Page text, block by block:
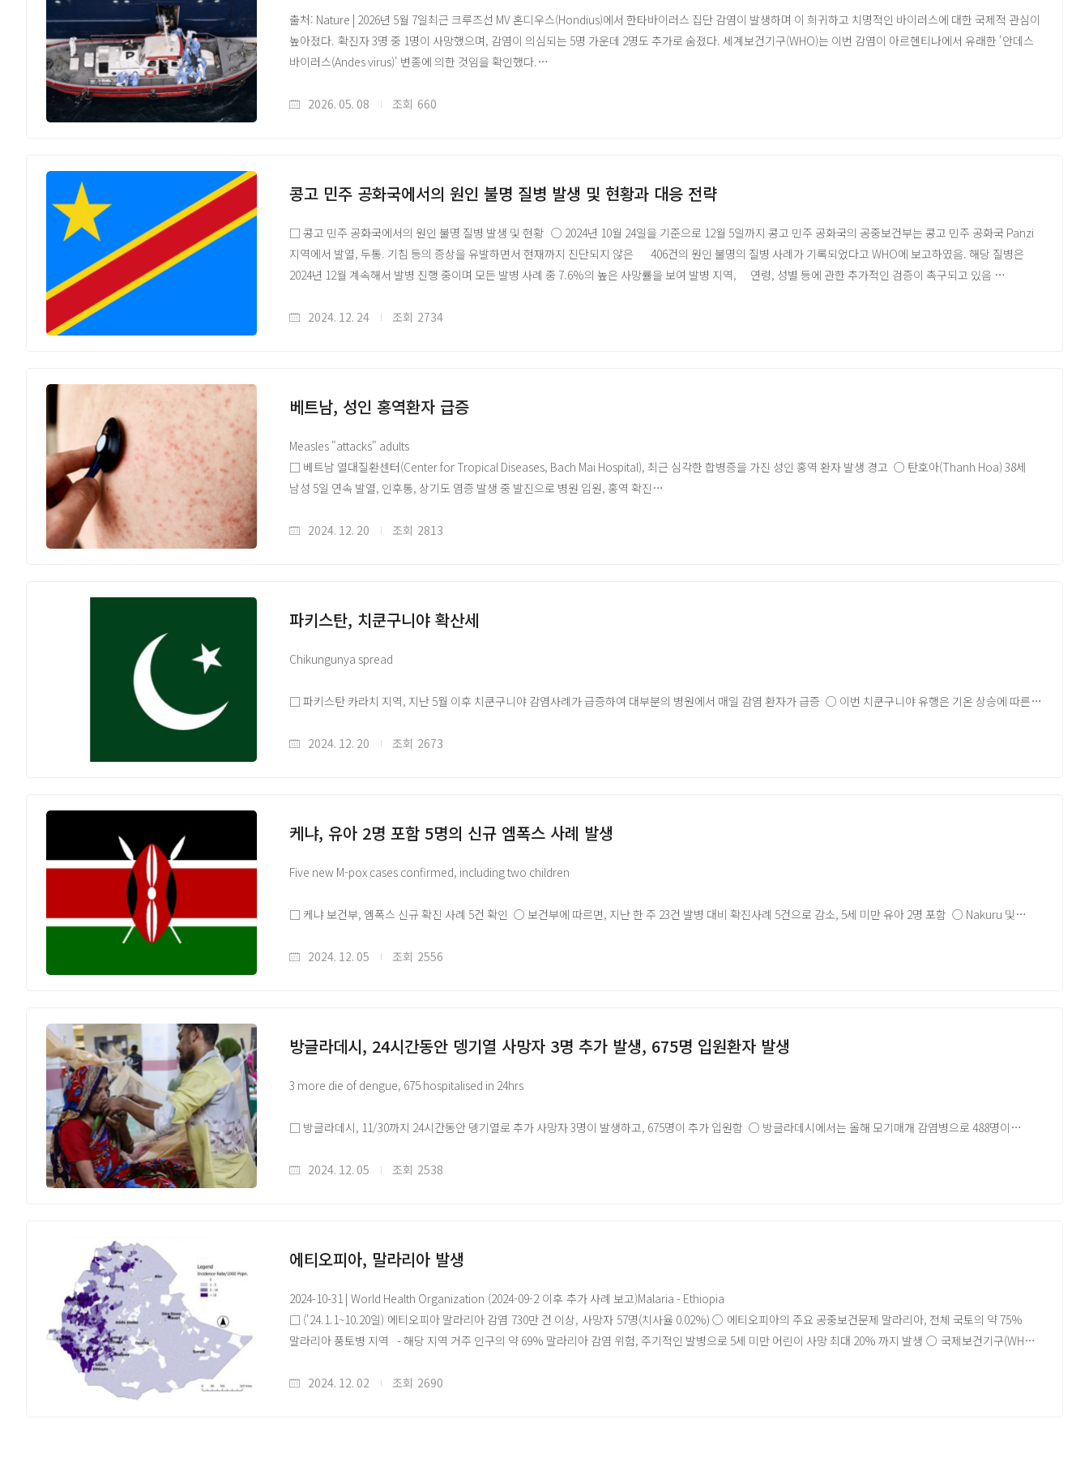
출처:WHO DON606 — Bundibugyo Virus Disease, Democratic Republic of the Congo and Uganda (게시 2026.06.08)
WHO DON605 — Bundibugyo virus, DRC & Uganda (게시 2026.05.29, 확진 134명·사망 18명 시점)
WHO Ebola (virus) disease fact sheet — DON에서 인용하는 공식 팩트시트
https://www.who.int/news-room/fact-sheets/detail/ebola-virus-disease WHO
WHO Ervebo 사용 긴급지침 (2026.05.28) — BVD 발병 시 허가 백신 Ervebo® 사용에 관한 WHO 입장
https://www.who.int/publications/i/item/B09772 (IRIS 원문: https://iris.who.int/items/b0d99425-40f1-4635-80ba-fa7bdc849a5d)
FDA ERVEBO — Ebola Zaire Vaccine, Live. 적응증은 자이르형 한정, 패키지 인서트·승인서한 게시
WHO 후보 치료제·백신 전문가 자문 (2026.05.28) — ChAdOx1 Bundibugyo는 2–3개월 내 임상시험 가능 평가, Ervebo는 BVD 예방용 미허가
https://www.who.int/publications/i/item/B09771
WHO IHR 긴급위원회 임시권고 (2026.05.22) — 제1차 IHR 긴급위원회 임시권고, PHEIC이나 팬데믹 비상기준 미해당
https://www.who.int/news/item/22-05-2026-first-meeting-of-the-ihr-emergency-committee-regarding-the-epidemic-of-ebola-bundibugyo-virus-
disease-in-the-democratic-republic-of-the-congo-and-uganda-2026-temporary-recommendations
WHO·Africa CDC 공동 대륙 대응계획 (2026.06.05) — 5억 1,800만 달러 규모, 2026년 6~11월 6개월 계획
https://africacdc.org/news-item/africa-cdc-and-who-launch-joint-continental-ebola-response-plan/)
출처: Nature | 2026년 5월 7일최근 크루즈선 MV 혼디우스(Hondius)에서 한타바이러스 집단 감염이 발생하며 이 희귀하고 치명적인 바이러스에 대한 국제적 관심이
높아졌다. 확진자 3명 중 1명이 사망했으며, 감염이 의심되는 5명 가운데 2명도 추가로 숨졌다. 세계보건기구(WHO)는 이번 감염이 아르헨티나에서 유래한 '안데스
바이러스(Andes virus)' 변종에 의한 것임을 확인했다.
전파도 가능하며, 특정 변종의 치명률은 최대 50%에 달한다. 현재 이에 대한 특이적 치료제나 백신은 존재하지 않는다.
연구팀은 항체 기반 치료제 개발도 병행 중이다. 유전자 변형 소를 이용해 만든 항체 제품 'SAB-1634'가 동물 모델에서 안데스 바이러스 등 4가지 변종에 대한 방어
개발 속도가 더디다고 토로했다.
기후 변화로 설치류 서식 범위가 확대될 경우 한타바이러스 감염 위험도 높아질 수 있다는 우려도 제기되고 있다.
원문 링크 | 배너 사진 출처
2026. 05. 08 조회 660
콩고 민주 공화국에서의 원인 불명 질병 발생 및 현황과 대응 전략
□ 콩고 민주 공화국에서의 원인 불명 질병 발생 및 현황 ○ 2024년 10월 24일을 기준으로 12월 5일까지 콩고 민주 공화국의 공중보건부는 콩고 민주 공화국 Panzi
지역에서 발열, 두통. 기침 등의 증상을 유발하면서 현재까지 진단되지 않은 406건의 원인 불명의 질병 사례가 기록되었다고 WHO에 보고하였음. 해당 질병은
2024년 12월 계속해서 발병 진행 중이며 모든 발병 사례 중 7.6%의 높은 사망률을 보여 발병 지역, 연령, 성별 등에 관한 추가적인 검증이 촉구되고 있음
아동이 해당 질병에 더욱 취약한 것으로 보고됨. 대부분 중증 사례는 영양실조로 보고되었으며 사망사례도 의료 시설이 아닌 지역 사회에서 발생하여 발병
실험실 내 검사를 진행하고 있음
□ 콩고 민주 공화국 원인 불명 질병에 대한 공중보건 대응 및 WHO 위험 평가 ○ 해당 질병에 대한 공중보건 대응을 위해 WHO, 콩고 민주 공화국 공중보건부 등
여러 보건 기구가 협력하여 2024년 11월 30일을 기준으로 PHEOC(Public Health Emergency Operations Center, 공중보건 비상 운영 센터) 회의 개최 및 12월
3일 WHO의 지원을 통한 Panzi 지역에 신속 대응팀 배치가 진행되었음. 이를 통해 국가 수준 및 지역 사회 수준에서 발병 대응을 위한 질병 발생 감시 및 추가 사례
노력이 지속되고 있지만 해당 지역은 소외된 지역으로 해당 지역에서의 의료 기반 부족 및 의료 지원의 어려움이 있어 임상 및 역학적 대응에서 어려움이 있기에
해당 자료는 감염병 이슈 공유를 위한 국외 자료를 바탕으로 국문으로 작성되었으며, 본 글로피드-알 코리아의 공식 견해는 아닙니다.원문은 글로피드-알 코리아
홈페이지(https://www.glopid-r-korea.kr/)을 통해 확인할 수 있습니다.
원문출처 Link
2024. 12. 24 조회 2734
베트남, 성인 홍역환자 급증
Measles "attacks" adults
□ 베트남 열대질환센터(Center for Tropical Diseases, Bach Mai Hospital), 최근 심각한 합병증을 가진 성인 홍역 환자 발생 경고 ○ 탄호아(Thanh Hoa) 38세
남성 5일 연속 발열, 인후통, 상기도 염증 발생 중 발진으로 병원 입원, 홍역 확진
어린이 또는 면역력이 저하된 성인 위험군 - 성인 또는 소아의 홍역은 뇌염, 폐렴, 결막염, 각막염, 중이염을 유발하는 중복 감염, 장염 등 위험한 합병증 유발 가능
해당 자료는 감염병 이슈 공유를 위한 국외 자료를 바탕으로 국문으로 작성되었으며, 본 글로피드-알 코리아의 공식 견해는 아닙니다.원문은 글로피드-알 코리아
원문 및 배너이미지 출처 Link
2024. 12. 20 조회 2813
파키스탄, 치쿤구니야 확산세
Chikungunya spread
□ 파키스탄 카라치 지역, 지난 5월 이후 치쿤구니야 감염사례가 급증하여 대부분의 병원에서 매일 감염 환자가 급증 ○ 이번 치쿤구니야 유행은 기온 상승에 따른
치쿤구니야 예방 및 통제를 위해 주의보를 발령함
홈페이지(https://www.glopid-r-korea.kr/)을 통해 확인할 수 있습니다.
2024. 12. 20 조회 2673
케냐, 유아 2명 포함 5명의 신규 엠폭스 사례 발생
Five new M-pox cases confirmed, including two children
□ 케냐 보건부, 엠폭스 신규 확진 사례 5건 확인 ○ 보건부에 따르면, 지난 한 주 23건 발병 대비 확진사례 5건으로 감소, 5세 미만 유아 2명 포함 ○ Nakuru 및
사이 15,257명 여행객 주요 입국 장소 엠폭스 검사, 케냐 엠폭스 첫 발생 후 현재까지 누적 200만 명 이상 여행객 검사 완료
홈페이지(https://www.glopid-r-korea.kr/)을 통해 확인할 수 있습니다.
원문 출처 Link
2024. 12. 05 조회 2556
방글라데시, 24시간동안 뎅기열 사망자 3명 추가 발생, 675명 입원환자 발생
3 more die of dengue, 675 hospitalised in 24hrs
□ 방글라데시, 11/30까지 24시간동안 뎅기열로 추가 사망자 3명이 발생하고, 675명이 추가 입원함 ○ 방글라데시에서는 올해 모기매개 감염병으로 488명이
○ 675명의 신규환자 중, 157명이 뎅기열환자였으며 현재 3,102명의 환자가 방글라데시 전역의 병원에서 치료를 받고있음. 2024년 방글라데시의 뎅기열환자는
해당 자료는 감염병 이슈 공유를 위한 국외 자료를 바탕으로 국문으로 작성되었으며, 본 글로피드-알 코리아의 공식 견해는 아닙니다.원문은 글로피드-알 코리아
원문 및 배너이미지 출처 Link
2024. 12. 05 조회 2538
에티오피아, 말라리아 발생
2024-10-31 | World Health Organization (2024-09-2 이후 추가 사례 보고)Malaria - Ethiopia
□ ('24.1.1~10.20일) 에티오피아 말라리아 감염 730만 건 이상, 사망자 57명(치사율 0.02%) ○ 에티오피아의 주요 공중보건문제 말라리아, 전체 국토의 약 75%
말라리아 풍토병 지역 - 해당 지역 거주 인구의 약 69% 말라리아 감염 위험, 주기적인 발병으로 5세 미만 어린이 사망 최대 20% 까지 발생 ○ 국제보건기구(WHO)
영향 지역 접근 문제 및 건강 시설 기능 미작동, 필수 의료 서비스, 말라리아 치료 제공 어려움 존재 - 말라리아 및 기타 벡터 매개 질병이 동시에 발생하고 있는
2024. 12. 02 조회 2690